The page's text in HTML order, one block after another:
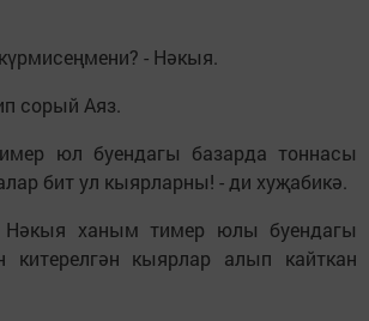
- Нәкыя.
сорый Аяз.
юл буендагы базарда тоннасы
бит ул кыярларны! - ди хуҗабикә.
Нәкыя ханым тимер юлы буендагы
китерелгән кыярлар алып кайткан